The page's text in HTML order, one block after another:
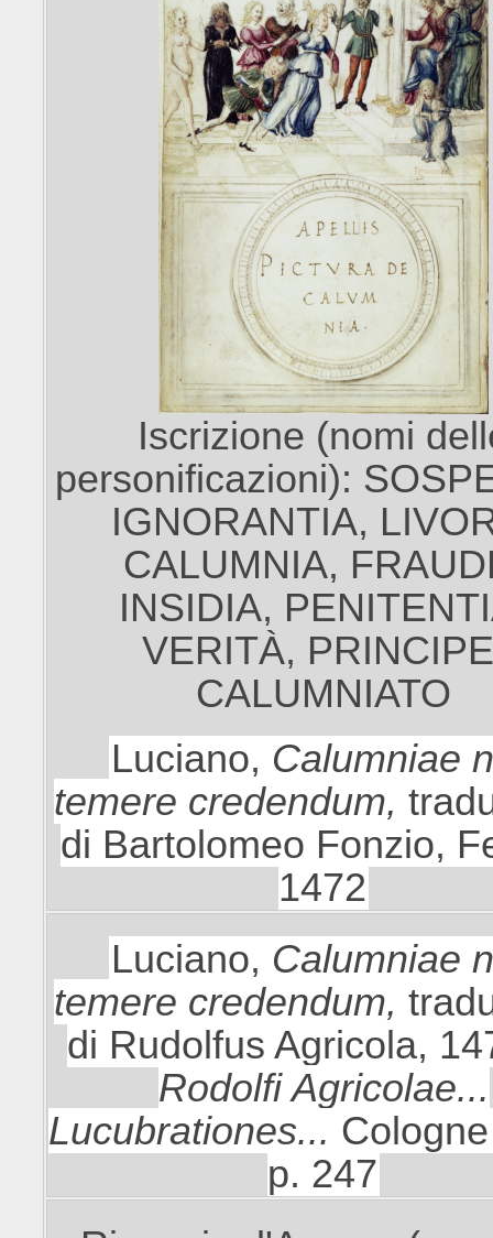
Iscrizione (nomi
personificazioni):
IGNORANTIA,
CALUMNIA,
INSIDIA,
VERITÀ,
CALUMNIATO
Luciano, Calumniae
temere credendum,
di Bartolomeo Fonzio,
1472
Luciano, Calumniae
temere credendum,
di Rudolfus Agricola,
Rodolfi Agricolae...
Lucubrationes...
p. 247